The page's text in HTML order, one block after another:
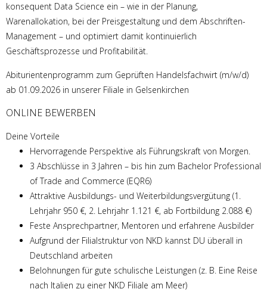
konsequent Data Science ein – wie in der Planung,
Warenallokation, bei der Preisgestaltung und dem Abschriften-
Management – und optimiert damit kontinuierlich
Geschäftsprozesse und Profitabilität.
Abiturientenprogramm zum Geprüften Handelsfachwirt (m/w/d)
ab 01.09.2026 in unserer Filiale in Gelsenkirchen
ONLINE BEWERBEN
Deine Vorteile
Hervorragende Perspektive als Führungskraft von Morgen.
3 Abschlüsse in 3 Jahren – bis hin zum Bachelor Professional
of Trade and Commerce (EQR6)
Attraktive Ausbildungs- und Weiterbildungsvergütung (1.
Lehrjahr 950 €, 2. Lehrjahr 1.121 €, ab Fortbildung 2.088 €)
Feste Ansprechpartner, Mentoren und erfahrene Ausbilder
Aufgrund der Filialstruktur von NKD kannst DU überall in
Deutschland arbeiten
Belohnungen für gute schulische Leistungen (z. B. Eine Reise
nach Italien zu einer NKD Filiale am Meer)